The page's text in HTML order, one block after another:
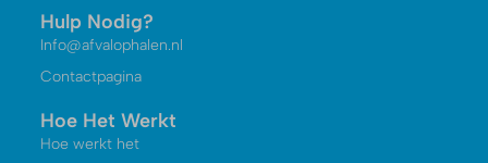
Hulp Nodig?
Info@afvalophalen.nl
Contactpagina
Hoe Het Werkt
Hoe werkt het